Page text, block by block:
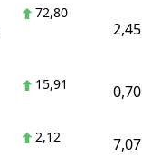
72,80
2,45
15,91 0,70
2,12 7,07